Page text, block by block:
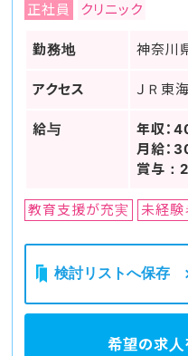
正社員 クリニック
勤務地 神奈川
アクセス ＪＲ東
給与
年収：
月給：
賞与：
教育支援が充実 未経
検討リストへ保存
希望の求人